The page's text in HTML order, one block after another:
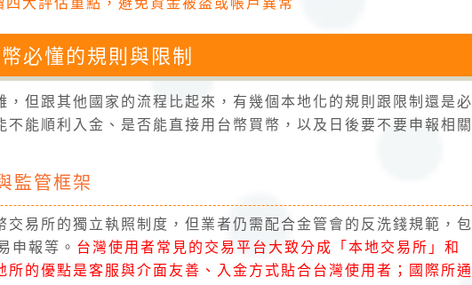
大評估重點，避免資金被盜或帳戶異常
必懂的規則與限制
，但跟其他國家的流程比起來，有幾個本地化的規則跟限制還是必
不能順利入金、是否能直接用台幣買幣，以及日後要不要申報相關
監管框架
交易所的獨立執照制度，但業者仍需配合金管會的反洗錢規範，包
申報等。 台灣使用者常見的交易平台大致分成「本地交易所」和
所的優點是客服與介面友善、入金方式貼合台灣使用者；國際所通